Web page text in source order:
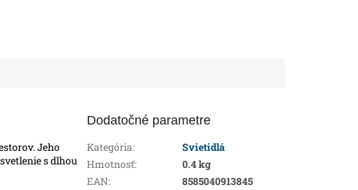
Jeho
s dlhou
Dodatočné parametre
Kategória:
Svietidlá
Hmotnosť:
0.4 kg
EAN:
8585040913845